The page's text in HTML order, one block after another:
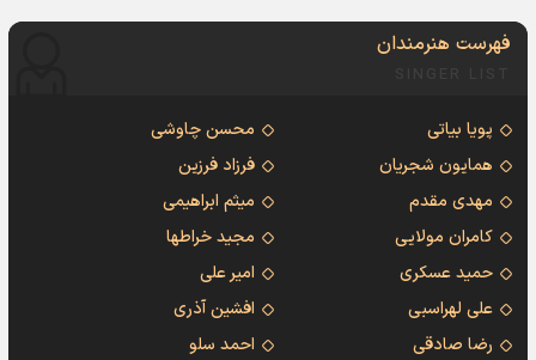
فهرست هنرمندان
پویا بیاتی
محسن چاوشی
همایون شجریان
فرزاد فرزین
مهدی مقدم
میثم ابراهیمی
کامران مولایی
مجید خراطها
حمید عسکری
امیر علی
علی لهراسبی
افشین آذری
رضا صادقی
احمد سلو